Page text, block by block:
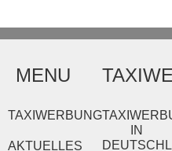
MENU
TAXIWERBUNG
AKTUELLES
IN